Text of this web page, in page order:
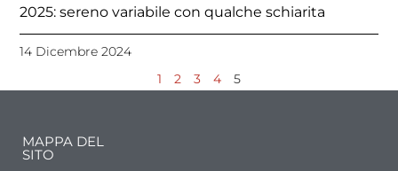
2025: sereno variabile con qualche schiarita
14 Dicembre 2024
1 2 3 4 5
MAPPA DEL
SITO